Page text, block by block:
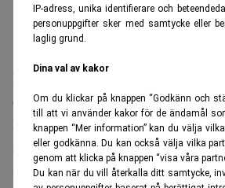
IP-adress, unika identifierare och
personuppgifter sker med samtycke eller
laglig grund.
Dina val av kakor
Om du klickar på knappen “Godkänn och
till att vi använder kakor för de ändamål
knappen “Mer information” kan du välja
eller godkänna. Du kan också välja vilka
genom att klicka på knappen “visa våra
Du kan när du vill återkalla ditt samtycke,
I intervjun återkommer
omständigheter påverkade hans
Eftersom fadern var börsmäklare var
aktiemarknaden fanns nära. Buffet
sin första investering redan som